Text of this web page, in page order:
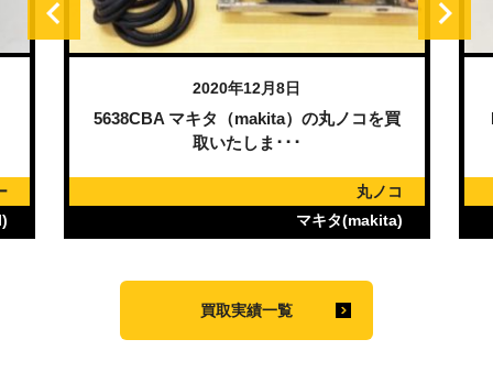
2020年12月8日
5638CBA マキタ（makita）の丸ノコを買
取いたしま･･･
丸ノコ
マキタ(makita)
買取実績一覧